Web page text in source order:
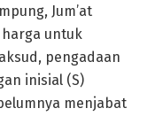
Jum’at
harga untuk
pengadaan
inisial (S)
menjabat